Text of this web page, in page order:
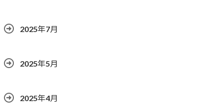
2025年7月
2025年5月
2025年4月